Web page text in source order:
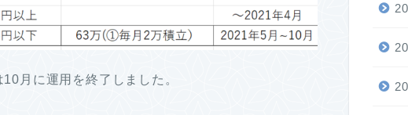
月に運用を終了しました。